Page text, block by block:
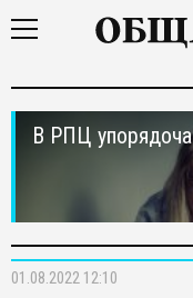
В РПЦ
01.08.2022 12:10